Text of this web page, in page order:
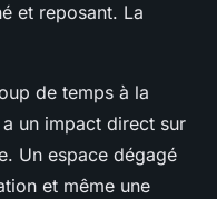
et reposant. La
de temps à la
un impact direct sur
Un espace dégagé
et même une